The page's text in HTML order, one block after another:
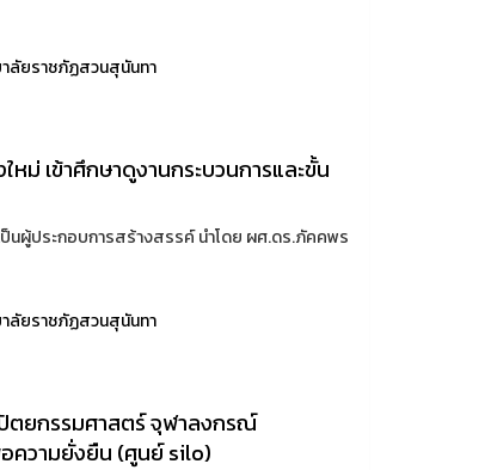
ลัยราชภัฏสวนสุนันทา
ม่ เข้าศึกษาดูงานกระบวนการและขั้น
ป็นผู้ประกอบการสร้างสรรค์ นำโดย ผศ.ดร.ภัคคพร
ลัยราชภัฏสวนสุนันทา
ตยกรรมศาสตร์ จุฬาลงกรณ์
ความยั่งยืน (ศูนย์ silo)